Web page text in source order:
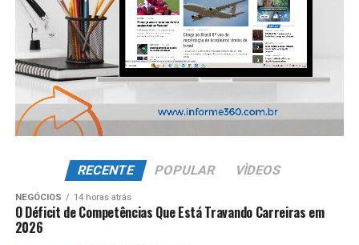
RECENTE POPULAR VÌDEOS
NEGÓCIOS 14 horas atrás
O Déficit de Competências Que Está Travando Carreiras em
2026